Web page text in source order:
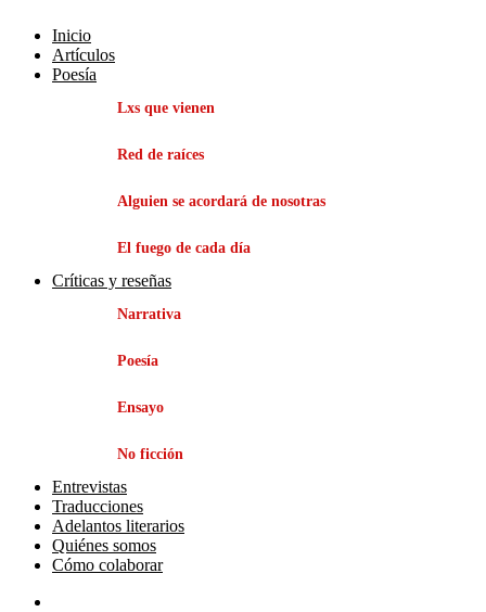
Inicio
Artículos
Poesía
Lxs que vienen
Red de raíces
Alguien se acordará de nosotras
El fuego de cada día
Críticas y reseñas
Narrativa
Poesía
Ensayo
No ficción
Entrevistas
Traducciones
Adelantos literarios
Quiénes somos
Cómo colaborar